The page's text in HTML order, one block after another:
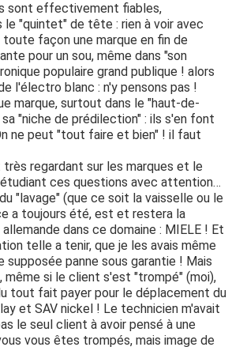
sont effectivement fiables,
le "quintet" de tête : rien à voir avec
façon une marque en fin de
pour un sou, même dans "son
populaire grand publique ! alors
l'électro blanc : n'y pensons pas !
marque, surtout dans le "haut-de-
sa "niche de prédilection" : ils s'en font
ne peut "tout faire et bien" ! il faut
regardant sur les marques et le
ces questions avec attention…
"lavage" (que ce soit la vaisselle ou le
a toujours été, est et restera la
dans ce domaine : MIELE ! Et
telle a tenir, que je les avais même
supposée panne sous garantie ! Mais
même si le client s'est "trompé" (moi),
tout fait payer pour le déplacement du
et SAV nickel ! Le technicien m'avait
le seul client à avoir pensé à une
vous êtes trompés, mais image de